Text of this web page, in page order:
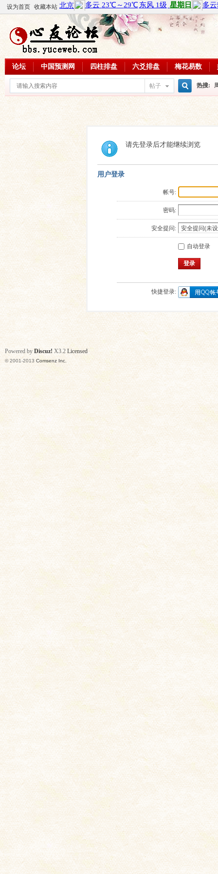
设为首页 收藏本站
论坛 中国预测网 四柱排盘 六爻排盘 梅花易数
帖子
索
热搜:
周易教
每日一
请先登录后才能继续浏览
用户登录
帐号:
密码:
安全提问:
自动登录
登录
快捷登录:
Powered by Discuz! X3.2 Licensed
© 2001-2013 Comsenz Inc.